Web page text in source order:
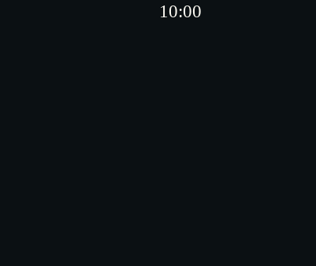
10:00